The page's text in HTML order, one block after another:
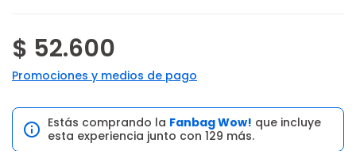
$ 52.600
Promociones y medios de pago
Estás comprando la Fanbag Wow! que incluye
esta experiencia junto con 129 más.